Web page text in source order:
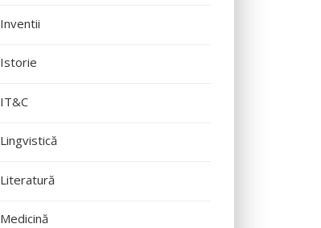
Inventii
Istorie
IT&C
Lingvistică
Literatură
Medicină